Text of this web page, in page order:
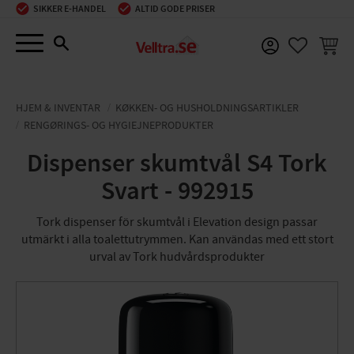
Menu
SIKKER E-HANDEL ALTID GODE PRISER
HJEM & INVENTAR
KØKKEN- OG HUSHOLDNINGSARTIKLER
RENGØRINGS- OG HYGIEJNEPRODUKTER
Dispenser skumtvål S4 Tork
Svart - 992915
Tork dispenser för skumtvål i Elevation design passar
utmärkt i alla toalettutrymmen. Kan användas med ett stort
urval av Tork hudvårdsprodukter